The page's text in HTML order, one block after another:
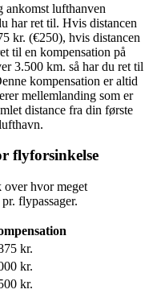
ankomst lufthanven
har ret til. Hvis distancen
kr. (€250), hvis distancen
til en kompensation på
3.500 km. så har du ret til
kompensation er altid
mellemlanding som er
distance fra din første
flyforsinkelse
over hvor meget
flypassager.
kr.
kr.
kr.